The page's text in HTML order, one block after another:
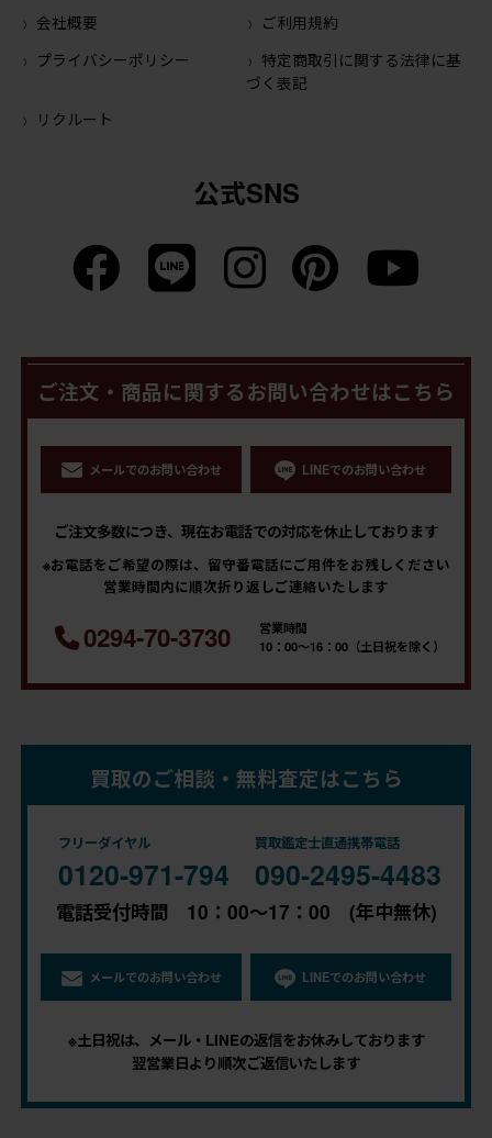
会社概要
ご利用規約
プライバシーポリシー
特定商取引に関する法律に基
づく表記
リクルート
公式SNS
ご注文・商品に関するお問い合わせはこちら
メールでのお問い合わせ LINEでのお問い合わせ
ご注文多数につき、現在お電話での対応を休止しております
※お電話をご希望の際は、留守番電話にご用件をお残しください
営業時間内に順次折り返しご連絡いたします
0294-70-3730
営業時間
10：00～16：00（土日祝を除く）
買取のご相談・無料査定はこちら
フリーダイヤル
0120-971-794
買取鑑定士直通携帯電話
090-2495-4483
電話受付時間 10：00～17：00 (年中無休)
メールでのお問い合わせ LINEでのお問い合わせ
※土日祝は、メール・LINEの返信をお休みしております
翌営業日より順次ご返信いたします